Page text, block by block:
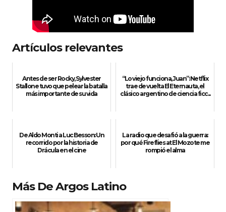
Artículos relevantes
Antes de ser Rocky, Sylvester
Stallone tuvo que pelear la batalla
más importante de su vida
“Lo viejo funciona, Juan”: Netflix
trae de vuelta El Eternauta, el
clásico argentino de ciencia ficc...
De Aldo Monti a Luc Besson: Un
recorrido por la historia de
Drácula en el cine
La radio que desafió a la guerra:
por qué Fireflies at El Mozote me
rompió el alma
Más De Argos Latino